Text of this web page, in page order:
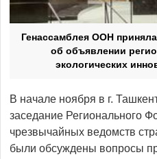
Генассамблея ООН
об объявлении
экологических
В начале ноября в г.
заседание Регионального
чрезвычайных ведомств
были обсуждены вопросы